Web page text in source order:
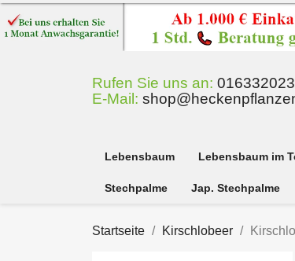
Rufen Sie uns an:
E-Mail:
Lebensbaum Lebensbaum im
Stechpalme Jap. Stechpalme
Startseite Kirschlobeer